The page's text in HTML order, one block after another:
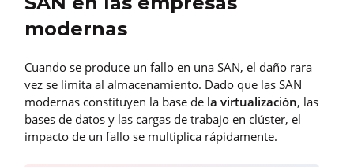
modernas
Cuando se produce un fallo en una SAN, el daño rara
vez se limita al almacenamiento. Dado que las SAN
modernas constituyen la base de la virtualización, las
bases de datos y las cargas de trabajo en clúster, el
impacto de un fallo se multiplica rápidamente.